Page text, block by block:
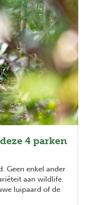
4 parken
Geen enkel ander
aan wildlife.
luipaard of de